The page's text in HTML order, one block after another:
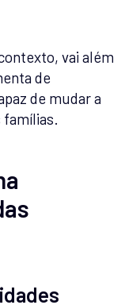
vai além
de
de mudar a
famílias.